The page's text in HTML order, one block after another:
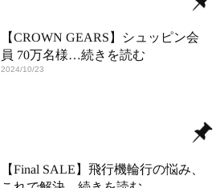
【CROWN GEARS】シュッピン会
員 70万名様…続きを読む
2024/10/23
【Final SALE】飛行機輪行の悩み、